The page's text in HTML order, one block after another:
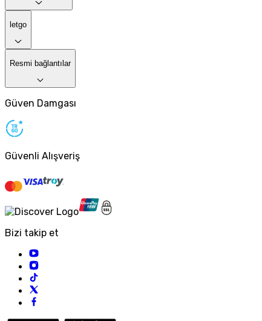
letgo
Resmi bağlantılar
Güven Damgası
Güvenli Alışveriş
Bizi takip et